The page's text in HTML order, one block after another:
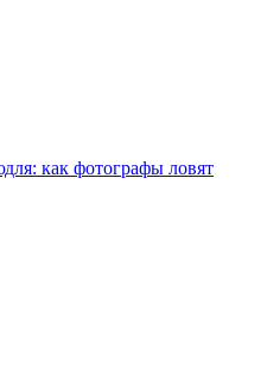
как фотографы ловят